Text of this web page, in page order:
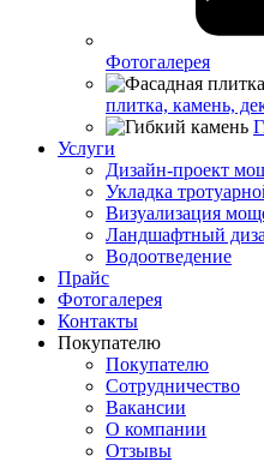
Фотогалерея
плитка, камень,
Услуги
Дизайн-проект
Укладка
Визуализация
Ландшафтный
Водоотведение
Прайс
Фотогалерея
Контакты
Покупателю
Покупателю
Сотрудничество
Вакансии
О компании
Отзывы